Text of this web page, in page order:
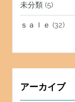
未分類(5)
ｓａｌｅ (32)
アーカイブ